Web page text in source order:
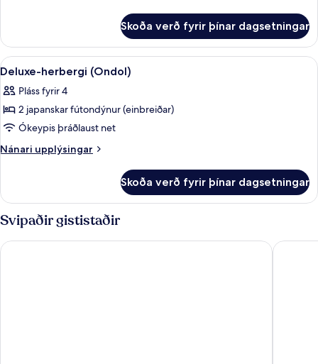
herbergi
Skoða verð fyrir þínar dagsetningar
Skoða
allar
myndir
fyrir
Deluxe-
herbergi
Deluxe-herbergi (Ondol) |
6
Deluxe-herbergi (Ondol)
Pláss fyrir 4
2 japanskar fútondýnur (einbreiðar)
Ókeypis þráðlaust net
Nánari upplýsingar
Nánari
herbergi
(Ondol)
Skoða verð fyrir þínar dagsetningar
Svipaðir gististaðir
JUST SLEEP HOTEL No.2 Gimpo